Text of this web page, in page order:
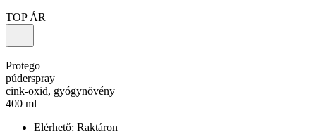
TOP ÁR
Protego
púderspray
cink-oxid, gyógynövény
400 ml
Elérhető: Raktáron